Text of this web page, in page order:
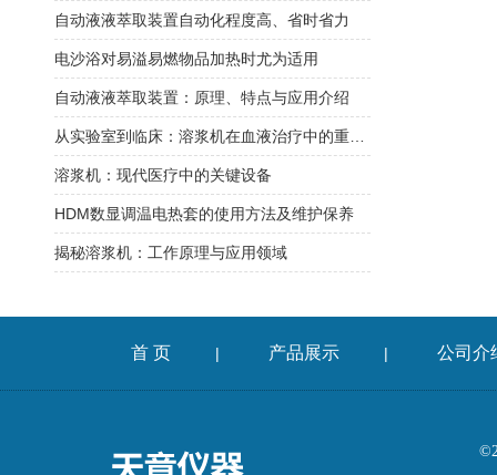
自动液液萃取装置自动化程度高、省时省力
电沙浴对易溢易燃物品加热时尤为适用
自动液液萃取装置：原理、特点与应用介绍
溶浆机：现代医疗中的关键设备
HDM数显调温电热套的使用方法及维护保养
揭秘溶浆机：工作原理与应用领域
首 页 | 产品展示 | 公司介